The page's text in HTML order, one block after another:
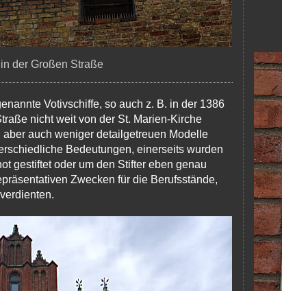
der Großen Straße
Votivschiffe, so auch z. B. in der 1386
nicht weit von der St. Marien-Kirche
auch weniger detailgetreuen Modelle
Bedeutungen, einerseits wurden
gestiftet oder um den Stifter eben genau
Zwecken für die Berufsstände,